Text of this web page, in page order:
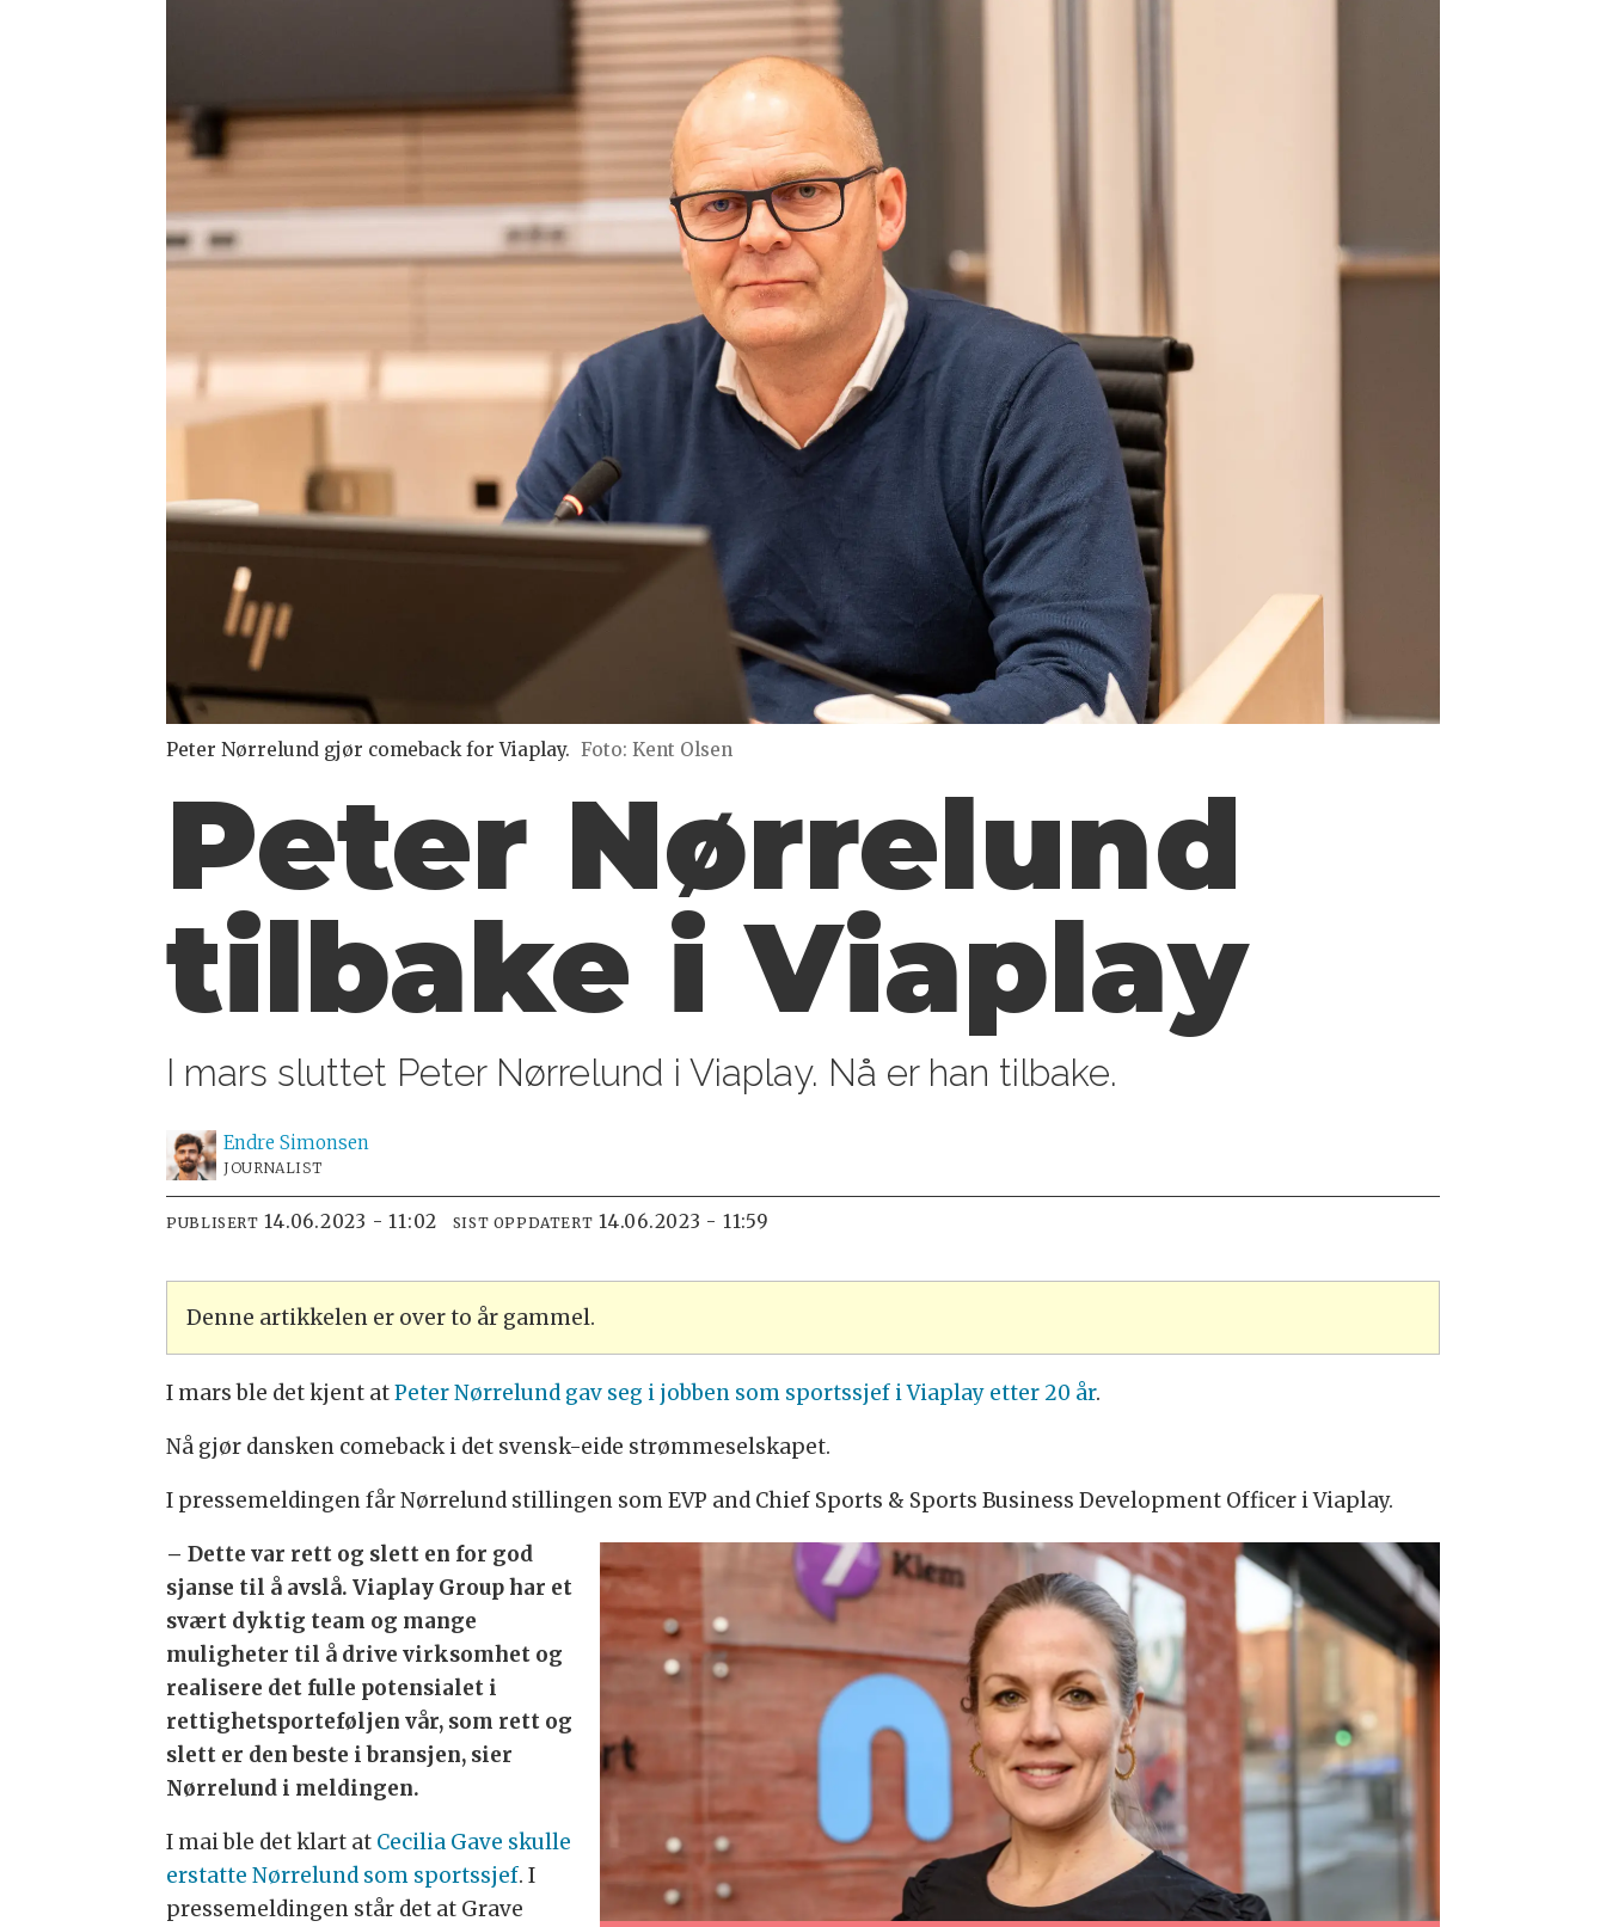
Peter Nørrelund gjør comeback for Viaplay. Foto: Kent Olsen
Peter Nørrelund
tilbake i Viaplay
I mars sluttet Peter Nørrelund i Viaplay. Nå er han tilbake.
Endre Simonsen
JOURNALIST
PUBLISERT 14.06.2023 - 11:02 SIST OPPDATERT 14.06.2023 - 11:59
Denne artikkelen er over to år gammel.
I mars ble det kjent atPeter Nørrelund gav seg i jobben som sportssjef i Viaplay etter 20 år.
Nå gjør dansken comeback i det svensk-eide strømmeselskapet.
I pressemeldingen får Nørrelund stillingen som EVP and Chief Sports & Sports Business Development Officer i Viaplay.
– Dette var rett og slett en for god
sjanse til å avslå. Viaplay Group har et
svært dyktig team og mange
muligheter til å drive virksomhet og
realisere det fulle potensialet i
rettighetsporteføljen vår, som rett og
slett er den beste i bransjen, sier
Nørrelund i meldingen.
I mai ble det klart at Cecilia Gave skulle
erstatte Nørrelund som sportssjef. I
pressemeldingen står det at Grave